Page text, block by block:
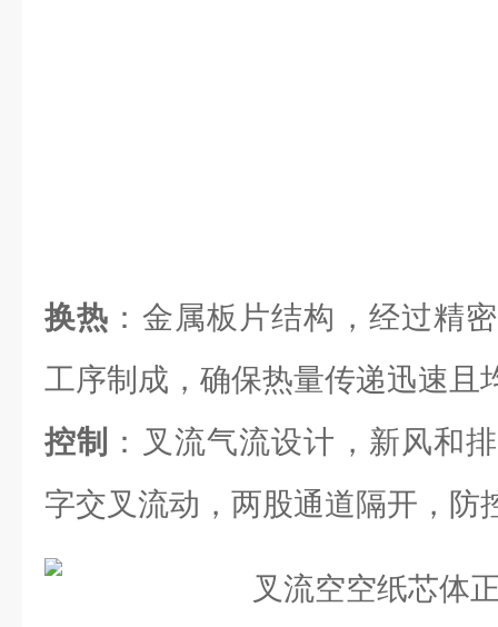
换热 ：金属板片结构，经过精
工序制成，确保热量传递迅速且
控制
：叉流气流设计，新风和
字交叉流动，两股通道隔开，防